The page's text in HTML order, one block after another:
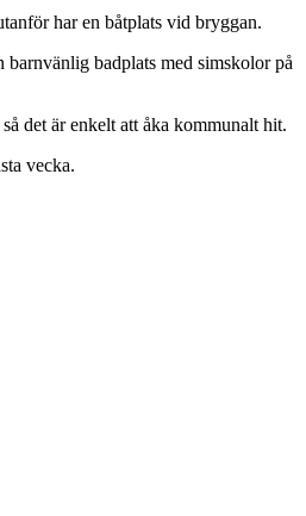
har en båtplats vid bryggan.
badplats med simskolor på
det är enkelt att åka kommunalt hit.
vecka.